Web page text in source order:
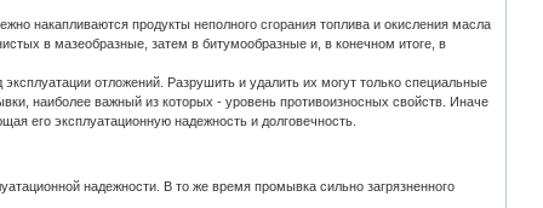
накапливаются продукты неполного сгорания топлива и окисления масла
в мазеобразные, затем в битумообразные и, в конечном итоге, в
отложений. Разрушить и удалить их могут только специальные
наиболее важный из которых - уровень противоизносных свойств. Иначе
его эксплуатационную надежность и долговечность.
надежности. В то же время промывка сильно загрязненного